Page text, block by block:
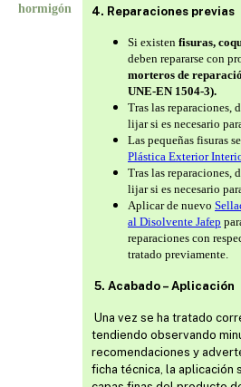
hormigón
4. Reparaciones previas
Si existen fisuras,
deben repararse con
morteros de
UNE-EN 1504-3).
Tras las reparaciones,
lijar si es necesario
Las pequeñas fisuras
Plástica Exterior
Tras las reparaciones,
lijar si es necesario
Aplicar de nuevo
al Disolvente Jafep
reparaciones con
tratado previamente.
5. Acabado – Aplicación
Una vez se ha tratado
tendiendo observando
recomendaciones y
ficha técnica, la aplicación